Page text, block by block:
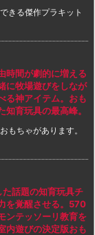
きる傑作プラキット
時間が劇的に増える
に牧場遊びをしなが
る神アイテム。おも
育玩具の最高峰。
もちゃがあります。
話題の知育玩具チ
を覚醒させる。570
ンテッソーリ教育を
内遊びの決定版おも